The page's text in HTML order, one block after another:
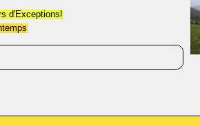
d'Exceptions!